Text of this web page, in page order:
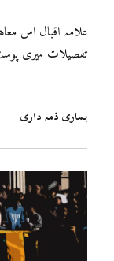
علامہ اقبال اس
تفصیلات میری
ہماری ذمہ داری